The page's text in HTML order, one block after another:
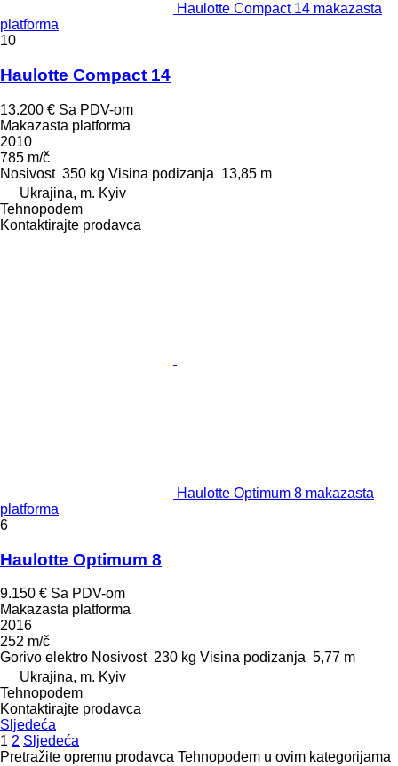
Haulotte Compact 14 makazasta
platforma
10
Haulotte Compact 14
13.200 € Sa PDV-om
Makazasta platforma
2010
785 m/č
Nosivost 350 kg Visina podizanja 13,85 m
Ukrajina, m. Kyiv
Tehnopodem
Kontaktirajte prodavca
Haulotte Optimum 8 makazasta
platforma
6
Haulotte Optimum 8
9.150 € Sa PDV-om
Makazasta platforma
2016
252 m/č
Gorivo elektro Nosivost 230 kg Visina podizanja 5,77 m
Ukrajina, m. Kyiv
Tehnopodem
Kontaktirajte prodavca
Sljedeća
1 2 Sljedeća
Pretražite opremu prodavca Tehnopodem u ovim kategorijama